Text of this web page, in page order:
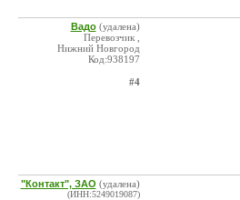
Вадо (удалена)
Перевозчик ,
Нижний Новгород
Код:938197
#4
"Контакт", ЗАО (удалена)
(ИНН:5249019087)